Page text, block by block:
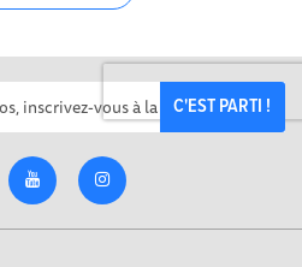
C'EST PARTI !